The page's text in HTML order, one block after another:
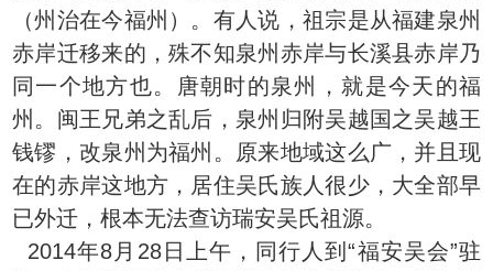
（州治在今福州）。有人说，祖宗是从福建泉州
赤岸迁移来的，殊不知泉州赤岸与长溪县赤岸乃
同一个地方也。唐朝时的泉州，就是今天的福
州。闽王兄弟之乱后，泉州归附吴越国之吴越王
钱镠，改泉州为福州。原来地域这么广，并且现
在的赤岸这地方，居住吴氏族人很少，大全部早
已外迁，根本无法查访瑞安吴氏祖源。
2014年8月28日上午，同行人到“福安吴会”驻